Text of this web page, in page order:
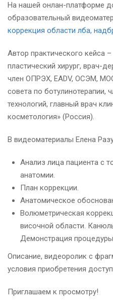
На нашей онлан-платформе
образовательный
коррекция области лба,
Автор практического кейса
пластический хирург, врач-
член ОПРЭХ, EADV, ОСЭМ,
совета по ботулинотерапии,
технологий, главный врач
косметология» (Россия).
В видеоматериалы Елена
Анализ лица пациента с
анатомии.
План коррекции.
Анатомическое
Волюметрическая
височной области.
Демонстрация
Описание, видеоролик с
условия приобретения
Приглашаем к просмотру!